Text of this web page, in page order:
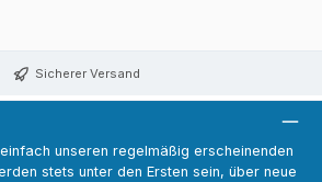
Sicherer Versand
unseren regelmäßig erscheinenden
stets unter den Ersten sein, über neue